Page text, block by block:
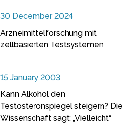
30 December 2024
Arzneimittelforschung mit
zellbasierten Testsystemen
15 January 2003
Kann Alkohol den
Testosteronspiegel steigern? Die
Wissenschaft sagt: „Vielleicht“